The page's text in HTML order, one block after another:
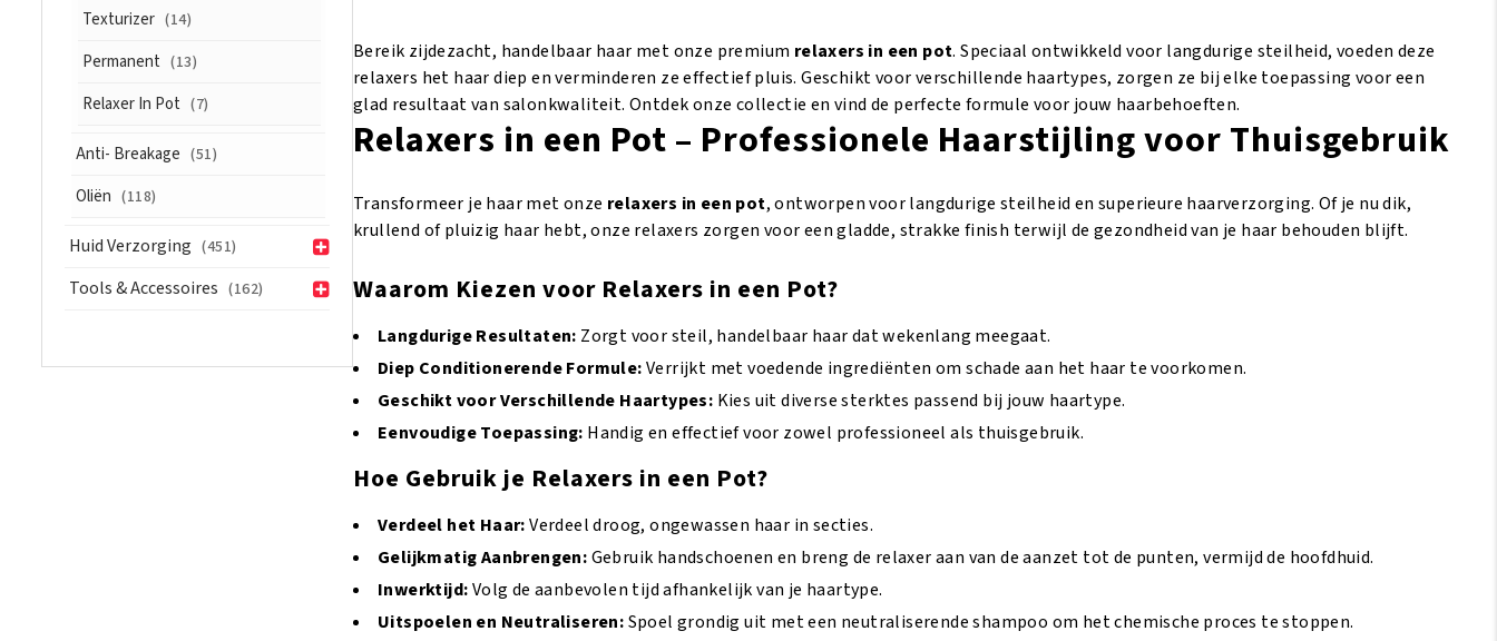
Texturizer (14)
Permanent (13)
Relaxer In Pot (7)
Anti- Breakage (51)
Oliën (118)
Huid Verzorging (451)
Tools & Accessoires (162)
18.75oz/531
Gr
Strength
2.7oz/
531gm
Bereik zijdezacht, handelbaar haar met onze premium relaxers in een pot. Speciaal ontwikkeld voor langdurige steilheid, voeden deze
relaxers het haar diep en verminderen ze effectief pluis. Geschikt voor verschillende haartypes, zorgen ze bij elke toepassing voor een
glad resultaat van salonkwaliteit. Ontdek onze collectie en vind de perfecte formule voor jouw haarbehoeften.
Relaxers in een Pot – Professionele Haarstijling voor Thuisgebruik
Transformeer je haar met onze relaxers in een pot, ontworpen voor langdurige steilheid en superieure haarverzorging. Of je nu dik,
krullend of pluizig haar hebt, onze relaxers zorgen voor een gladde, strakke finish terwijl de gezondheid van je haar behouden blijft.
Waarom Kiezen voor Relaxers in een Pot?
Langdurige Resultaten: Zorgt voor steil, handelbaar haar dat wekenlang meegaat.
Diep Conditionerende Formule:Verrijkt met voedende ingrediënten om schade aan het haar te voorkomen.
Geschikt voor Verschillende Haartypes: Kies uit diverse sterktes passend bij jouw haartype.
Eenvoudige Toepassing: Handig en effectief voor zowel professioneel als thuisgebruik.
Hoe Gebruik je Relaxers in een Pot?
Verdeel het Haar:Verdeel droog, ongewassen haar in secties.
Gelijkmatig Aanbrengen:Gebruik handschoenen en breng de relaxer aan van de aanzet tot de punten, vermijd de hoofdhuid.
Inwerktijd:Volg de aanbevolen tijd afhankelijk van je haartype.
Uitspoelen en Neutraliseren:Spoel grondig uit met een neutraliserende shampoo om het chemische proces te stoppen.